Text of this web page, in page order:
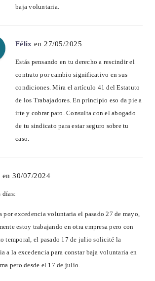
baja voluntaria.
Félix en 27/05/2025
Estás pensando en tu derecho a rescindir el
contrato por cambio significativo en sus
condiciones. Mira el artículo 41 del Estatuto
de los Trabajadores. En principio eso da pie a
irte y cobrar paro. Consulta con el abogado
de tu sindicato para estar seguro sobre tu
caso.
en 30/07/2024
días:
por excedencia voluntaria el pasado 27 de mayo,
estoy trabajando en otra empresa pero con
temporal, el pasado 17 de julio solicité la
a la excedencia para constar baja voluntaria en
pero desde el 17 de julio.